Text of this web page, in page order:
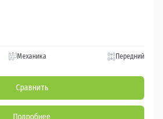
Механика Передний
Сравнить
Подробнее